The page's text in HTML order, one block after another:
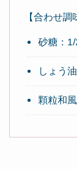
【合わせ調
砂糖：1/
しょう
顆粒和